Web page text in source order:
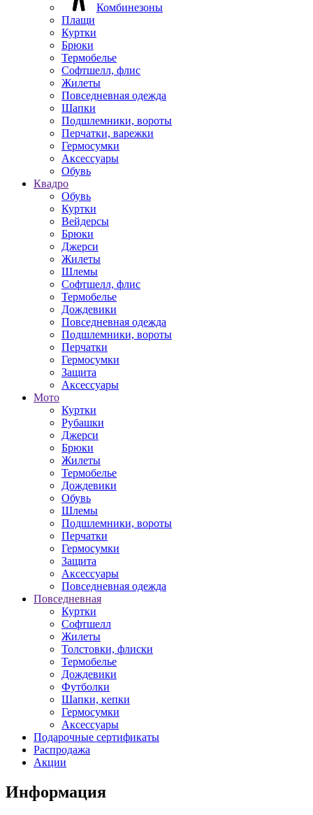
Комбинезоны
Плащи
Куртки
Брюки
Термобелье
Софтшелл, флис
Жилеты
Повседневная одежда
Шапки
Подшлемники, вороты
Перчатки, варежки
Гермосумки
Аксессуары
Обувь
Квадро
Обувь
Куртки
Вейдерсы
Брюки
Джерси
Жилеты
Шлемы
Софтшелл, флис
Термобелье
Дождевики
Повседневная одежда
Подшлемники, вороты
Перчатки
Гермосумки
Защита
Аксессуары
Мото
Куртки
Рубашки
Джерси
Брюки
Жилеты
Термобелье
Дождевики
Обувь
Шлемы
Подшлемники, вороты
Перчатки
Гермосумки
Защита
Аксессуары
Повседневная одежда
Повседневная
Куртки
Софтшелл
Жилеты
Толстовки, флиски
Термобелье
Дождевики
Футболки
Шапки, кепки
Гермосумки
Аксессуары
Подарочные сертификаты
Распродажа
Акции
Информация